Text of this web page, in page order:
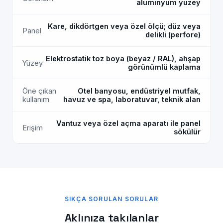
alüminyum yüzey
Panel
Kare, dikdörtgen veya özel ölçü; düz veya
delikli (perfore)
Yüzey Elektrostatik toz boya (beyaz / RAL), ahşap
görünümlü kaplama
Öne çıkan
kullanım
Otel banyosu, endüstriyel mutfak,
havuz ve spa, laboratuvar, teknik alan
Erişim
Vantuz veya özel açma aparatı ile panel
sökülür
SIKÇA SORULAN SORULAR
Aklınıza takılanlar